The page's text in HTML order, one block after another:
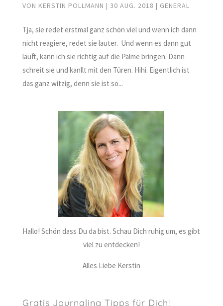
VON KERSTIN POLLMANN | 30 AUG. 2018 | GENERAL
Tja, sie redet erstmal ganz schön viel und wenn ich dann
nicht reagiere, redet sie lauter. Und wenn es dann gut
läuft, kann ich sie richtig auf die Palme bringen. Dann
schreit sie und kanllt mit den Türen. Hihi. Eigentlich ist
das ganz witzig, denn sie ist so...
Hallo! Schön dass Du da bist. Schau Dich ruhig um, es gibt
viel zu entdecken!
Alles Liebe Kerstin
Gratis Journaling Tipps für Dich!